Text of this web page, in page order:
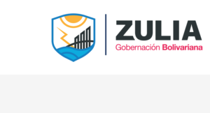
contenido